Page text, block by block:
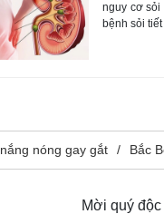
nguy cơ sỏi
bệnh sỏi
nắng nóng gay gắt Bắc
Mời quý